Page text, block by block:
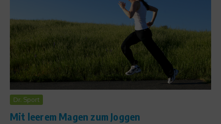
Dr. Sport
Mit leerem Magen zum Joggen